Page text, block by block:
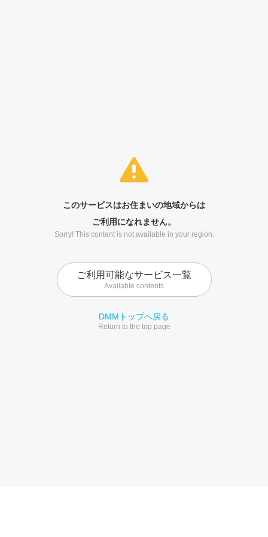
このサービスはお住まいの地域からは
ご利用になれません。
Sorry! This content is not available in your region.
ご利用可能なサービス一覧
Available contents
DMMトップへ戻る
Return to the top page